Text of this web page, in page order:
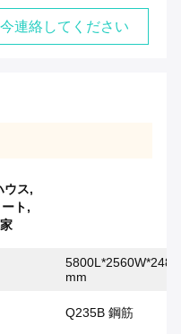
今連絡してください
ウス,
ト,
mm
Q235B 鋼筋